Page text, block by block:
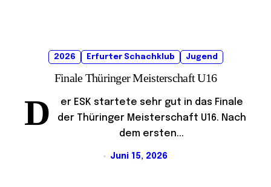
2026 Erfurter Schachklub Jugend
Finale Thüringer Meisterschaft U16
D
er ESK startete sehr gut in das Finale
der Thüringer Meisterschaft U16. Nach
dem ersten...
Juni 15, 2026